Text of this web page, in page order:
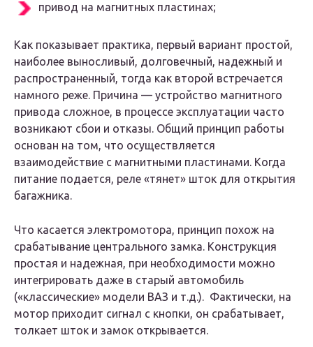
привод на магнитных пластинах;
Как показывает практика, первый вариант простой,
наиболее выносливый, долговечный, надежный и
распространенный, тогда как второй встречается
намного реже. Причина — устройство магнитного
привода сложное, в процессе эксплуатации часто
возникают сбои и отказы. Общий принцип работы
основан на том, что осуществляется
взаимодействие с магнитными пластинами. Когда
питание подается, реле «тянет» шток для открытия
багажника.
Что касается электромотора, принцип похож на
срабатывание центрального замка. Конструкция
простая и надежная, при необходимости можно
интегрировать даже в старый автомобиль
(«классические» модели ВАЗ и т.д.). Фактически, на
мотор приходит сигнал с кнопки, он срабатывает,
толкает шток и замок открывается.